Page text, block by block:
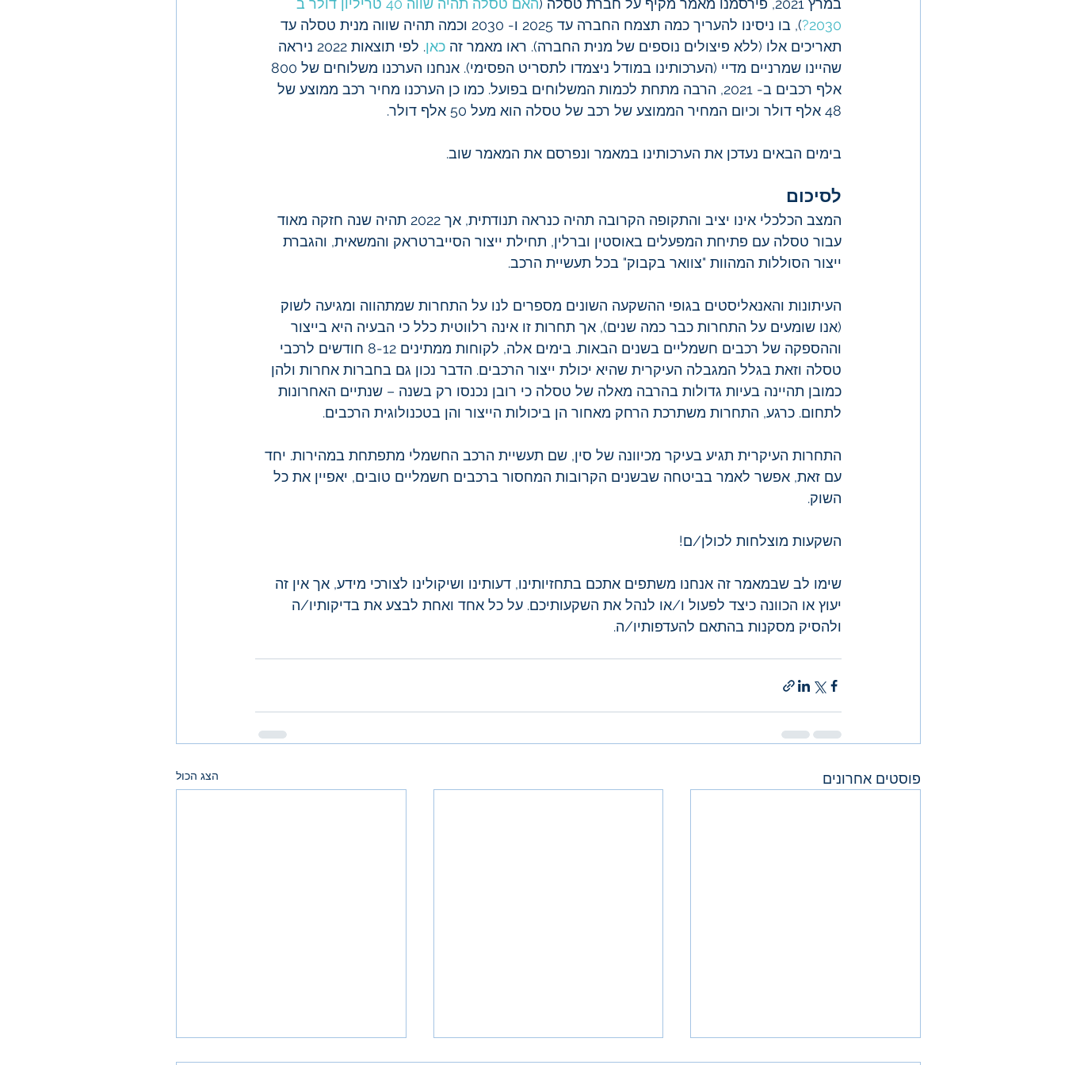
במרץ 2021, פירסמנו מאמר מקיף על חברת טסלה (
האם טסלה תהיה שווה 40 טריליון דולר ב
2030?
), בו ניסינו להעריך כמה תצמח החברה עד 2025 ו- 2030 וכמה תהיה שווה מנית טסלה עד
תאריכים אלו (ללא פיצולים נוספים של מנית החברה). ראו מאמר זה כאן
. לפי תוצאות 2022 ניראה
אלף רכבים ב- 2021, הרבה מתחת לכמות המשלוחים בפועל. כמו כן הערכנו מחיר רכב ממוצע של
48 אלף דולר וכיום המחיר הממוצע של רכב של טסלה הוא מעל 50 אלף דולר.
בימים הבאים נעדכן את הערכותינו במאמר ונפרסם את המאמר שוב.
לסיכום
המצב הכלכלי אינו יציב והתקופה הקרובה תהיה כנראה תנודתית, אך 2022 תהיה שנה חזקה מאוד
עבור טסלה עם פתיחת המפעלים באוסטין וברלין, תחילת ייצור הסייברטראק והמשאית, והגברת
ייצור הסוללות המהוות "צוואר בקבוק" בכל תעשיית הרכב.
העיתונות והאנאליסטים בגופי ההשקעה השונים מספרים לנו על התחרות שמתהווה ומגיעה לשוק
(אנו שומעים על התחרות כבר כמה שנים), אך תחרות זו אינה רלווטית כלל כי הבעיה היא בייצור
וההספקה של רכבים חשמליים בשנים הבאות. בימים אלה, לקוחות ממתינים 8-12 חודשים לרכבי
טסלה וזאת בגלל המגבלה העיקרית שהיא יכולת ייצור הרכבים. הדבר נכון גם בחברות אחרות ולהן
כמובן תהיינה בעיות גדולות בהרבה מאלה של טסלה כי רובן נכנסו רק בשנה – שנתיים האחרונות
לתחום. כרגע, התחרות משתרכת הרחק מאחור הן ביכולות הייצור והן בטכנולוגית הרכבים.
התחרות העיקרית תגיע בעיקר מכיוונה של סין, שם תעשיית הרכב החשמלי מתפתחת במהירות. יחד
עם זאת, אפשר לאמר בביטחה שבשנים הקרובות המחסור ברכבים חשמליים טובים, יאפיין את כל
השוק.
השקעות מוצלחות לכולן/ם!
שימו לב שבמאמר זה אנחנו משתפים אתכם בתחזיותינו, דעותינו ושיקולינו לצורכי מידע, אך אין זה
יעוץ או הכוונה כיצד לפעול ו/או לנהל את השקעותיכם. על כל אחד ואחת לבצע את בדיקותיו/ה
ולהסיק מסקנות בהתאם להעדפותיו/ה.
פוסטים אחרונים הצג הכול